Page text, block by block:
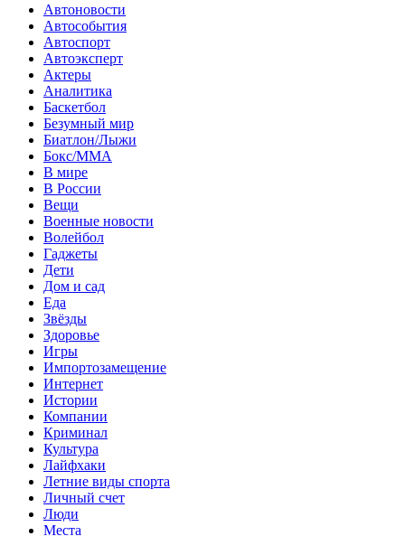
Автоновости
Автособытия
Автоспорт
Автоэксперт
Актеры
Аналитика
Баскетбол
Безумный мир
Биатлон/Лыжи
Бокс/MMA
В мире
В России
Вещи
Военные новости
Волейбол
Гаджеты
Дети
Дом и сад
Еда
Звёзды
Здоровье
Игры
Импортозамещение
Интернет
Истории
Компании
Криминал
Культура
Лайфхаки
Летние виды спорта
Личный счет
Люди
Места